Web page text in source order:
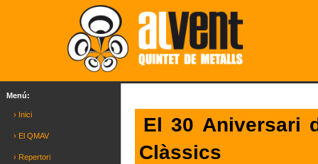
Menú:
› Inici
› El QMAV
› Repertori
El 30 Aniversari
Clàssics